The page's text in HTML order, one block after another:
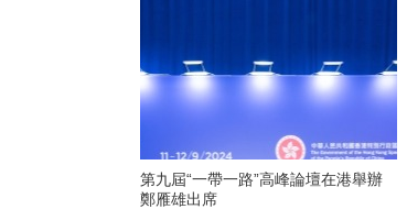
第九屆“一帶一路”高峰論壇在港舉辦
鄭雁雄出席